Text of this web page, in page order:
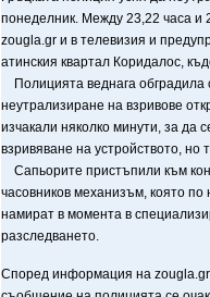
понеделник. Между 23,22 часа и
zougla.gr и в телевизия и
атинския квартал Коридалос,
Полицията веднага обградила
неутрализиране на взривове
изчакали няколко минути, за да
взривяване на устройството, но
Сапьорите пристъпили към
часовников механизъм, която по
намират в момента в
разследването.
Според информация на zougla.gr